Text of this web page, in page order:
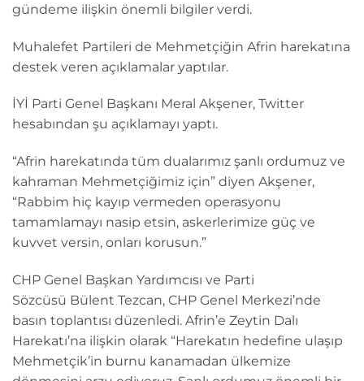
gündeme ilişkin önemli bilgiler verdi.
Muhalefet Partileri de Mehmetçiğin Afrin harekatına
destek veren açıklamalar yaptılar.
İYİ Parti Genel Başkanı Meral Akşener, Twitter
hesabından şu açıklamayı yaptı.
“Afrin harekatında tüm dualarımız şanlı ordumuz ve
kahraman Mehmetçiğimiz için” diyen Akşener,
“Rabbim hiç kayıp vermeden operasyonu
tamamlamayı nasip etsin, askerlerimize güç ve
kuvvet versin, onları korusun.”
CHP Genel Başkan Yardımcısı ve Parti
Sözcüsü Bülent Tezcan, CHP Genel Merkezi’nde
basın toplantısı düzenledi. Afrin’e Zeytin Dalı
Harekatı’na ilişkin olarak “Harekatın hedefine ulaşıp
Mehmetçik’in burnu kanamadan ülkemize